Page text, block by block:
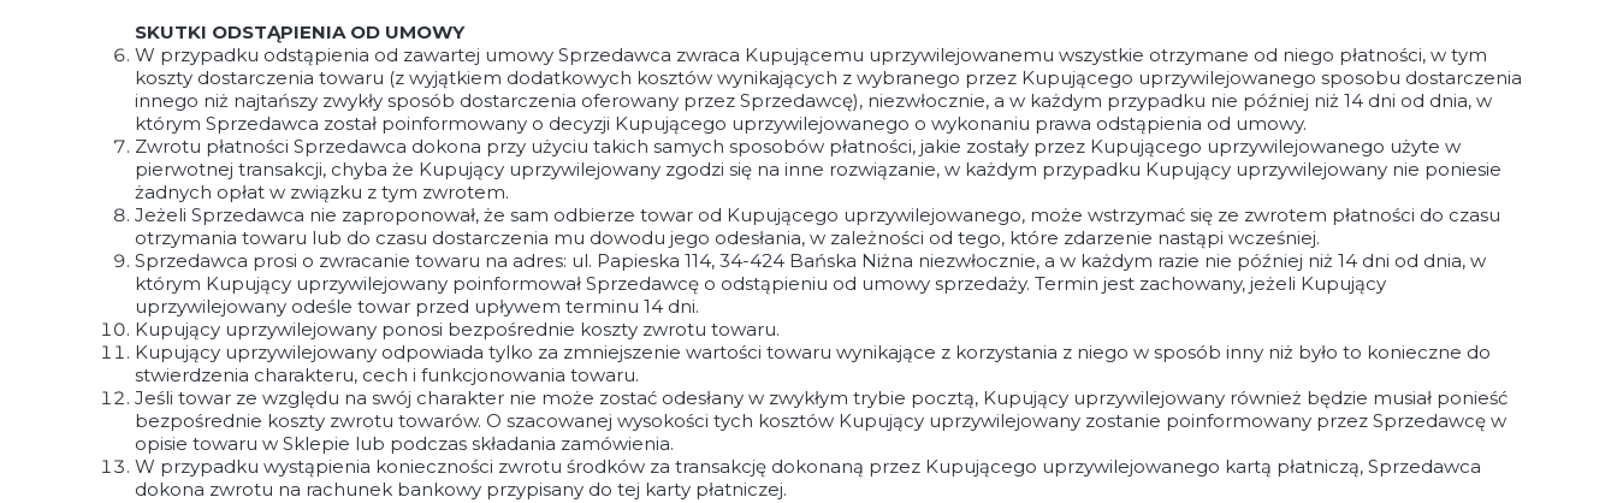
SKUTKI ODSTĄPIENIA OD UMOWY
W przypadku odstąpienia od zawartej umowy Sprzedawca zwraca Kupującemu uprzywilejowanemu wszystkie otrzymane od niego płatności, w tym
koszty dostarczenia towaru (z wyjątkiem dodatkowych kosztów wynikających z wybranego przez Kupującego uprzywilejowanego sposobu dostarczenia
innego niż najtańszy zwykły sposób dostarczenia oferowany przez Sprzedawcę), niezwłocznie, a w każdym przypadku nie później niż 14 dni od dnia, w
którym Sprzedawca został poinformowany o decyzji Kupującego uprzywilejowanego o wykonaniu prawa odstąpienia od umowy.
Zwrotu płatności Sprzedawca dokona przy użyciu takich samych sposobów płatności, jakie zostały przez Kupującego uprzywilejowanego użyte w
pierwotnej transakcji, chyba że Kupujący uprzywilejowany zgodzi się na inne rozwiązanie, w każdym przypadku Kupujący uprzywilejowany nie poniesie
żadnych opłat w związku z tym zwrotem.
Jeżeli Sprzedawca nie zaproponował, że sam odbierze towar od Kupującego uprzywilejowanego, może wstrzymać się ze zwrotem płatności do czasu
otrzymania towaru lub do czasu dostarczenia mu dowodu jego odesłania, w zależności od tego, które zdarzenie nastąpi wcześniej.
Sprzedawca prosi o zwracanie towaru na adres: ul. Papieska 114, 34-424 Bańska Niżna niezwłocznie, a w każdym razie nie później niż 14 dni od dnia, w
którym Kupujący uprzywilejowany poinformował Sprzedawcę o odstąpieniu od umowy sprzedaży. Termin jest zachowany, jeżeli Kupujący
uprzywilejowany odeśle towar przed upływem terminu 14 dni.
Kupujący uprzywilejowany ponosi bezpośrednie koszty zwrotu towaru.
Kupujący uprzywilejowany odpowiada tylko za zmniejszenie wartości towaru wynikające z korzystania z niego w sposób inny niż było to konieczne do
stwierdzenia charakteru, cech i funkcjonowania towaru.
Jeśli towar ze względu na swój charakter nie może zostać odesłany w zwykłym trybie pocztą, Kupujący uprzywilejowany również będzie musiał ponieść
bezpośrednie koszty zwrotu towarów. O szacowanej wysokości tych kosztów Kupujący uprzywilejowany zostanie poinformowany przez Sprzedawcę w
opisie towaru w Sklepie lub podczas składania zamówienia.
W przypadku wystąpienia konieczności zwrotu środków za transakcję dokonaną przez Kupującego uprzywilejowanego kartą płatniczą, Sprzedawca
dokona zwrotu na rachunek bankowy przypisany do tej karty płatniczej.